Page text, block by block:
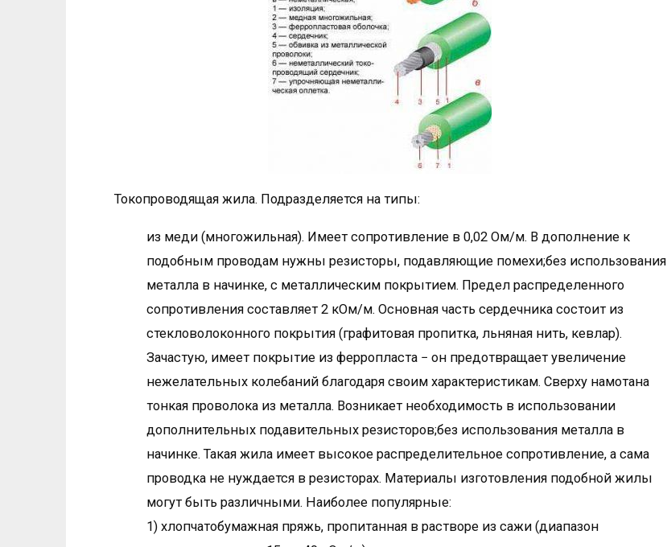
Токопроводящая жила. Подразделяется на типы:
из меди (многожильная). Имеет сопротивление в 0,02 Ом/м. В дополнение к
подобным проводам нужны резисторы, подавляющие помехи;без использования
металла в начинке, с металлическим покрытием. Предел распределенного
сопротивления составляет 2 кОм/м. Основная часть сердечника состоит из
стекловолоконного покрытия (графитовая пропитка, льняная нить, кевлар).
Зачастую, имеет покрытие из ферропласта − он предотвращает увеличение
нежелательных колебаний благодаря своим характеристикам. Сверху намотана
тонкая проволока из металла. Возникает необходимость в использовании
дополнительных подавительных резисторов;без использования металла в
начинке. Такая жила имеет высокое распределительное сопротивление, а сама
проводка не нуждается в резисторах. Материалы изготовления подобной жилы
могут быть различными. Наиболее популярные:
1) хлопчатобумажная пряжь, пропитанная в растворе из сажи (диапазон